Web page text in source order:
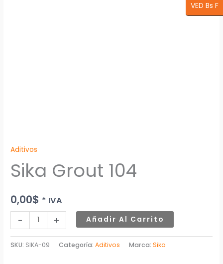
Aditivos
Sika Grout 104
0,00$ * IVA
- + Añadir Al Carrito
SKU: SIKA-09 Categoría:Aditivos Marca:Sika
VED Bs F